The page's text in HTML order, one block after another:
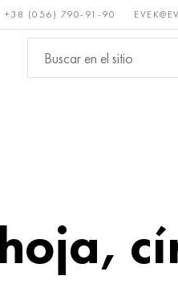
+38 (056) 790-91-90
Metales no
ferrosos